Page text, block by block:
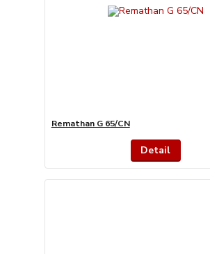
Remathan G 65/CN
Detail